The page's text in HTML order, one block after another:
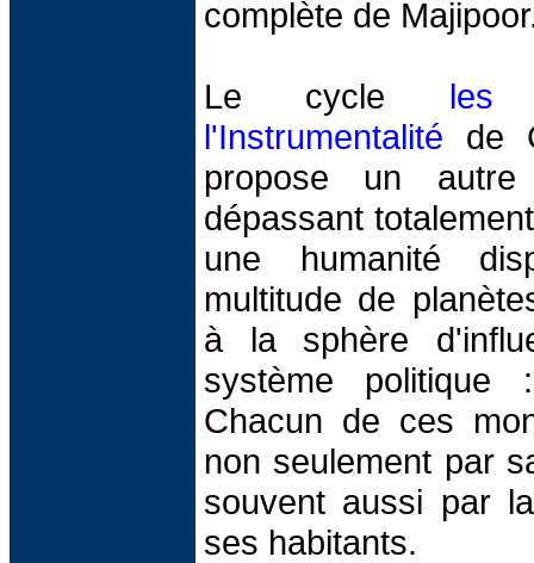
complète de
Le cycle les
l'Instrumentalité de
propose un
dépassant
une humanité
multitude de
à la sphère
système politique
Chacun de ces
non seulement par
souvent aussi par
ses habitants.